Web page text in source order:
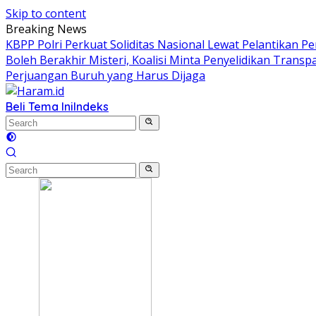
Skip to content
Breaking News
KBPP Polri Perkuat Soliditas Nasional Lewat Pelantikan
Boleh Berakhir Misteri, Koalisi Minta Penyelidikan
Perjuangan Buruh yang Harus Dijaga
Beli Tema IniIndeks